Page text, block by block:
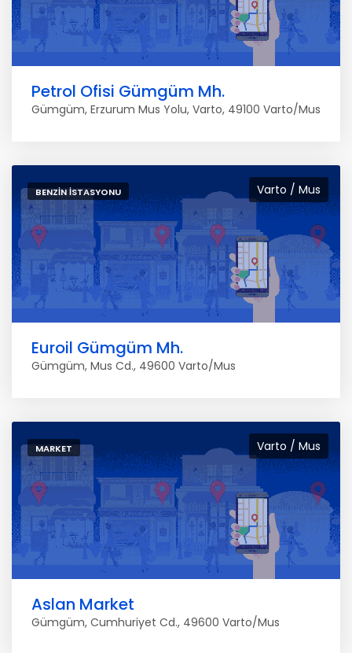
Petrol Ofisi Gümgüm Mh.
Gümgüm, Erzurum Mus Yolu, Varto, 49100 Varto/Mus
Varto / Mus
BENZIN İSTASYONU
Euroil Gümgüm Mh.
Gümgüm, Mus Cd., 49600 Varto/Mus
Varto / Mus
MARKET
Aslan Market
Gümgüm, Cumhuriyet Cd., 49600 Varto/Mus